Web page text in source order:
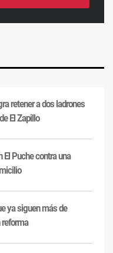
retener a dos ladrones
El Zapillo
El Puche contra una
ya siguen más de